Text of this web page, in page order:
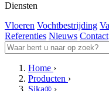
Diensten
Vloeren Vochtbestrijding
Referenties Nieuws Contact
Home ›
Producten ›
Sika® ›